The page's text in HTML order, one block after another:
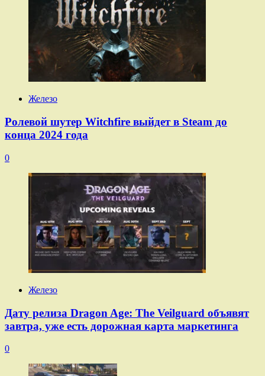
Железо
Ролевой шутер Witchfire выйдет в Steam до
конца 2024 года
0
Железо
Дату релиза Dragon Age: The Veilguard объявят
завтра, уже есть дорожная карта маркетинга
0